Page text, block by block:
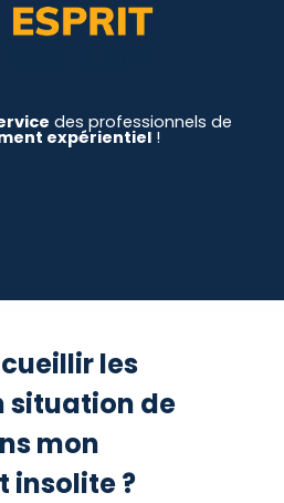
des professionnels de
expérientiel !
les
situation de
mon
insolite ?